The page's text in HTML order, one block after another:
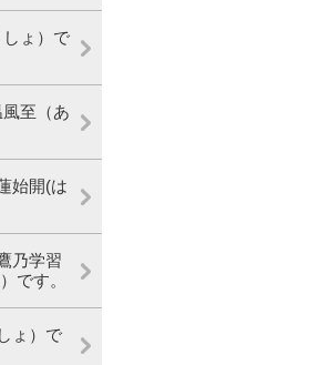
ょ）で
至（あ
始開(は
乃学習
です。
ょ）で